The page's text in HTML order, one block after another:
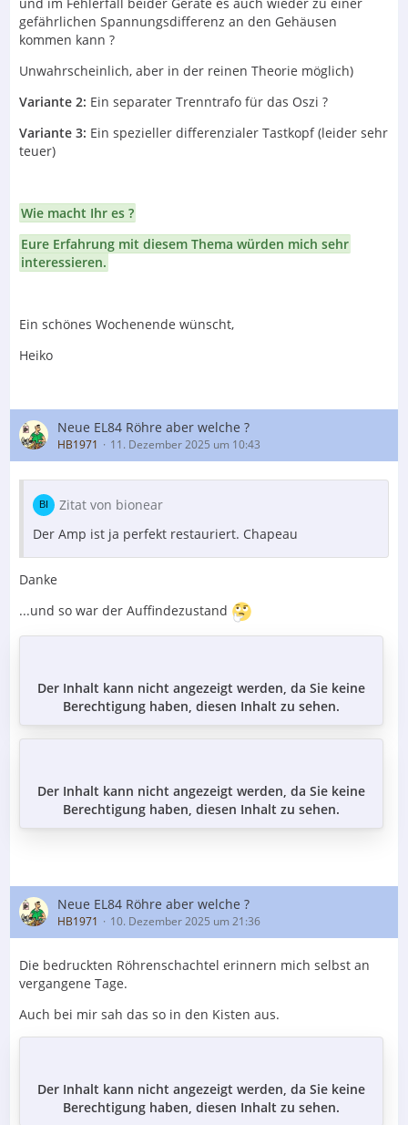
gefährlichen Spannungsdifferenz an den Gehäusen
kommen kann ?
Unwahrscheinlich, aber in der reinen Theorie möglich)
Variante 2: Ein separater Trenntrafo für das Oszi ?
Variante 3: Ein spezieller differenzialer Tastkopf (leider sehr
teuer)
Wie macht Ihr es ?
Eure Erfahrung mit diesem Thema würden mich sehr
interessieren.
Ein schönes Wochenende wünscht,
Heiko
Neue EL84 Röhre aber welche ?
HB1971 11. Dezember 2025 um 10:43
Zitat von bionear
Der Amp ist ja perfekt restauriert. Chapeau
Danke
...und so war der Auffindezustand
Der Inhalt kann nicht angezeigt werden, da Sie keine
Berechtigung haben, diesen Inhalt zu sehen.
Der Inhalt kann nicht angezeigt werden, da Sie keine
Berechtigung haben, diesen Inhalt zu sehen.
Neue EL84 Röhre aber welche ?
HB1971 10. Dezember 2025 um 21:36
Die bedruckten Röhrenschachtel erinnern mich selbst an
vergangene Tage.
Auch bei mir sah das so in den Kisten aus.
Der Inhalt kann nicht angezeigt werden, da Sie keine
Berechtigung haben, diesen Inhalt zu sehen.